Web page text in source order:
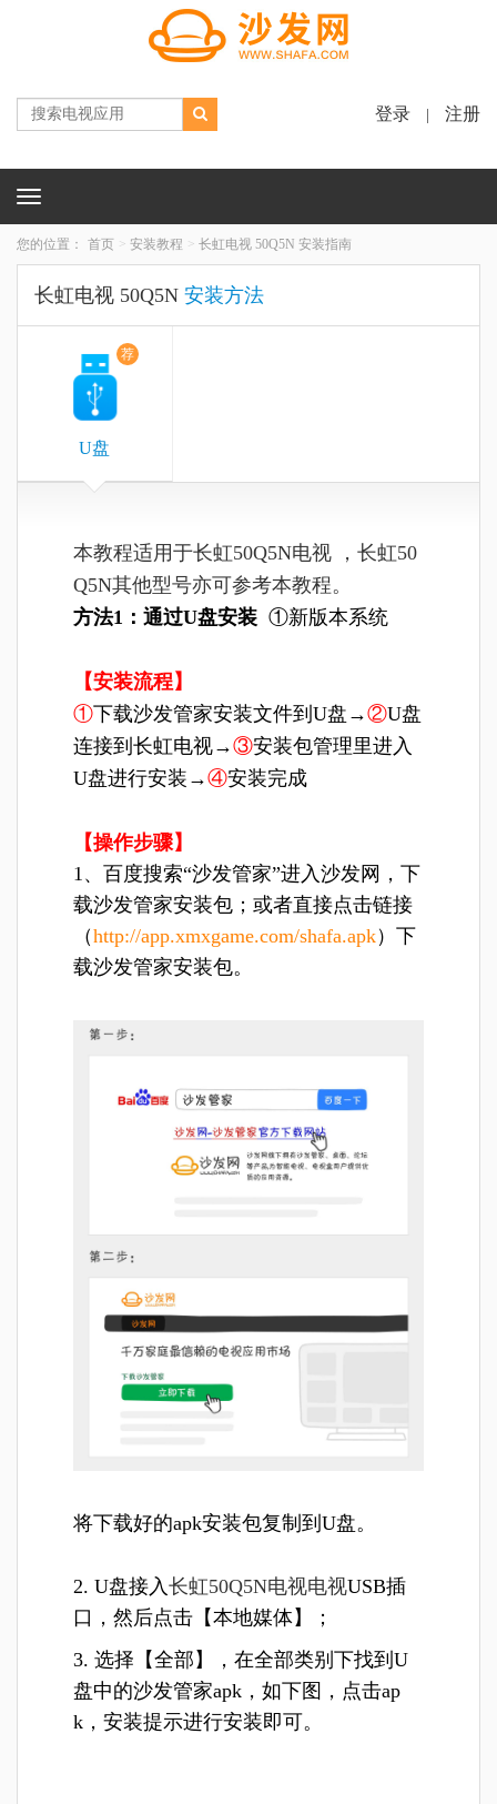
登录 注册
Toggle
您的位置： 首页 安装教程 长虹电视 50Q5N 安装指南
长虹电视 50Q5N 安装方法
荐
U盘
本教程适用于长虹50Q5N电视 ，长虹50
Q5N其他型号亦可参考本教程。
方法1：通过U盘安装 ①新版本系统
【安装流程】
①下载沙发管家安装文件到U盘→②U盘
连接到长虹电视→③安装包管理里进入
U盘进行安装→④安装完成
【操作步骤】
1、百度搜索“沙发管家”进入沙发网，下
载沙发管家安装包；或者直接点击链接
（http://app.xmxgame.com/shafa.apk）下
载沙发管家安装包。
将下载好的apk安装包复制到U盘。
2. U盘接入 长虹50Q5N电视电视USB插
口，然后点击【本地媒体】；
3. 选择【全部】，在全部类别下找到U
盘中的沙发管家apk，如下图，点击ap
k，安装提示进行安装即可。